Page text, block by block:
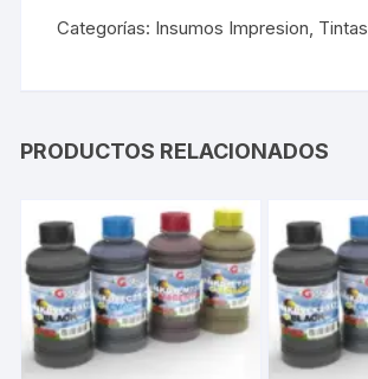
Categorías: Insumos Impresion Tintas
PRODUCTOS RELACIONADOS